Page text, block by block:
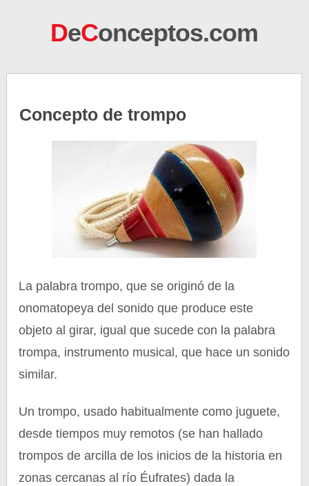
DeConceptos.com
Concepto de trompo
La palabra trompo, que se originó de la
onomatopeya del sonido que produce este
objeto al girar, igual que sucede con la palabra
trompa, instrumento musical, que hace un sonido
similar.
Un trompo, usado habitualmente como juguete,
desde tiempos muy remotos (se han hallado
trompos de arcilla de los inicios de la historia en
zonas cercanas al río Éufrates) dada la